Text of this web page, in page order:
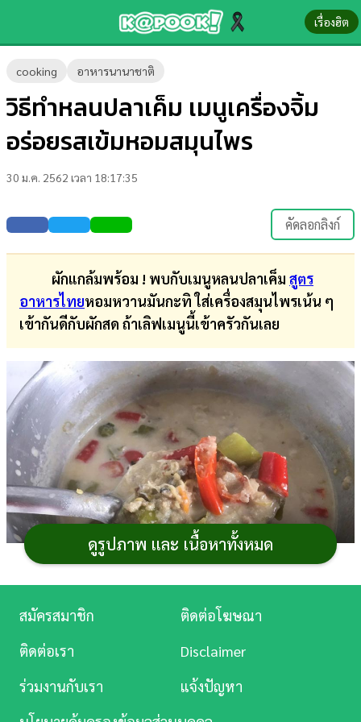
เรื่องฮิต
cooking อาหารนานาชาติ
วิธีทำหลนปลาเค็ม เมนูเครื่องจิ้ม
อร่อยรสเข้มหอมสมุนไพร
30 ม.ค. 2562 เวลา 18:17:35
คัดลอกลิงก์
ผักแกล้มพร้อม ! พบกับเมนูหลนปลาเค็ม สูตร
อาหารไทยหอมหวานมันกะทิ ใส่เครื่องสมุนไพรเน้น ๆ
เข้ากันดีกับผักสด ถ้าเลิฟเมนูนี้เข้าครัวกันเลย
จากที่เคยซื้อ
ร้าน เจ้าที่อร่อยถูกปากก็ราคาแรงมาก ๆ วันหยุดเลยขอลอง
ทำเองดีกว่า กระปุกดอทคอมขอนำเสนอวิธีทำหลนปลาเค็ม
ดูรูปภาพ และ เนื้อหาทั้งหมด
ข่าว-
ความ
รู้
บันเทิง
ตรวจ
ผล
บอล
สด
การ
เงิน
การ
ศึกษา
บันเทิง
ดู
Music
สมัครสมาชิก
ติดต่อโฆษณา
ติดต่อเรา
Disclaimer
ร่วมงานกับเรา
แจ้งปัญหา